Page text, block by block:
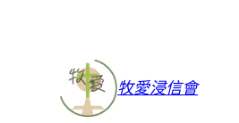
牧愛浸信會